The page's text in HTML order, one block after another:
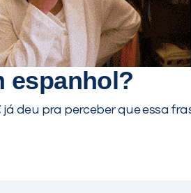
espanhol?
já deu pra perceber que essa